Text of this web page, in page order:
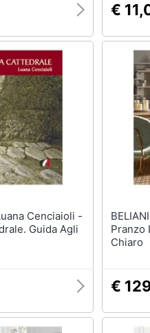
€
Guida Agli
BELIANI - Set Di 2
Pranzo
Chiaro
€